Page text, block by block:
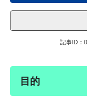
記事ID：
目的